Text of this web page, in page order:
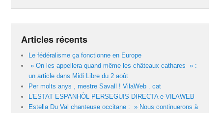
Articles récents
Le fédéralisme ça fonctionne en Europe
» On les appellera quand même les châteaux cathares » :
un article dans Midi Libre du 2 août
Per molts anys , mestre Savall ! VilaWeb . cat
L’ESTAT ESPANHÒL PERSEGUIS DIRECTA e VILAWEB
Estella Du Val chanteuse occitane : » Nous continuerons à